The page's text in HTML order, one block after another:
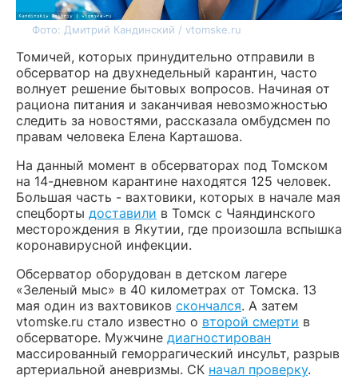
Фото: Дмитрий Кандинский / vtomske.ru
Томичей, которых принудительно отправили в
обсерватор на двухнедельный карантин, часто
волнует решение бытовых вопросов. Начиная от
рациона питания и заканчивая невозможностью
следить за новостями, рассказала омбудсмен по
правам человека Елена Карташова.
На данный момент в обсерваторах под Томском
на 14-дневном карантине находятся 125 человек.
Большая часть - вахтовики, которых в начале мая
спецборты доставили в Томск с Чаяндинского
месторождения в Якутии, где произошла вспышка
коронавирусной инфекции.
Обсерватор оборудован в детском лагере
«Зеленый мыс» в 40 километрах от Томска. 13
мая один из вахтовиков скончался. А затем
vtomske.ru стало известно о второй смерти в
обсерваторе. Мужчине диагностирован
массированный геморрагический инсульт, разрыв
артериальной аневризмы. СК начал проверку.